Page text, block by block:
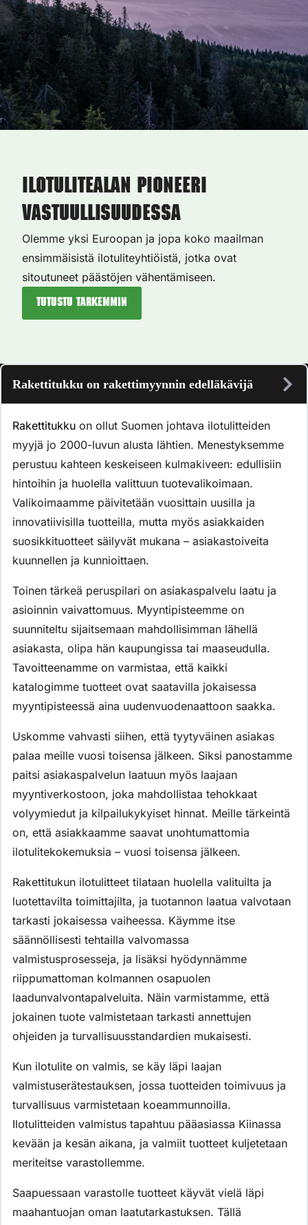
Ilotulitealan pioneeri
vastuullisuudessa
Olemme yksi Euroopan ja jopa koko maailman
ensimmäisistä ilotuliteyhtiöistä, jotka ovat
sitoutuneet päästöjen vähentämiseen.
Tutustu tarkemmin
Rakettitukku on rakettimyynnin edelläkävijä
Rakettitukku on ollut Suomen johtava ilotulitteiden
myyjä jo 2000-luvun alusta lähtien. Menestyksemme
perustuu kahteen keskeiseen kulmakiveen: edullisiin
hintoihin ja huolella valittuun tuotevalikoimaan.
Valikoimaamme päivitetään vuosittain uusilla ja
innovatiivisilla tuotteilla, mutta myös asiakkaiden
suosikkituotteet säilyvät mukana – asiakastoiveita
kuunnellen ja kunnioittaen.
Toinen tärkeä peruspilari on asiakaspalvelu laatu ja
asioinnin vaivattomuus. Myyntipisteemme on
suunniteltu sijaitsemaan mahdollisimman lähellä
asiakasta, olipa hän kaupungissa tai maaseudulla.
Tavoitteenamme on varmistaa, että kaikki
katalogimme tuotteet ovat saatavilla jokaisessa
myyntipisteessä aina uudenvuodenaattoon saakka.
Uskomme vahvasti siihen, että tyytyväinen asiakas
palaa meille vuosi toisensa jälkeen. Siksi panostamme
paitsi asiakaspalvelun laatuun myös laajaan
myyntiverkostoon, joka mahdollistaa tehokkaat
volyymiedut ja kilpailukykyiset hinnat. Meille tärkeintä
on, että asiakkaamme saavat unohtumattomia
ilotulitekokemuksia – vuosi toisensa jälkeen.
Rakettitukun ilotulitteet tilataan huolella valituilta ja
luotettavilta toimittajilta, ja tuotannon laatua valvotaan
tarkasti jokaisessa vaiheessa. Käymme itse
säännöllisesti tehtailla valvomassa
valmistusprosesseja, ja lisäksi hyödynnämme
riippumattoman kolmannen osapuolen
laadunvalvontapalveluita. Näin varmistamme, että
jokainen tuote valmistetaan tarkasti annettujen
ohjeiden ja turvallisuusstandardien mukaisesti.
Kun ilotulite on valmis, se käy läpi laajan
valmistuserätestauksen, jossa tuotteiden toimivuus ja
turvallisuus varmistetaan koeammunnoilla.
Ilotulitteiden valmistus tapahtuu pääasiassa Kiinassa
kevään ja kesän aikana, ja valmiit tuotteet kuljetetaan
meriteitse varastollemme.
Saapuessaan varastolle tuotteet käyvät vielä läpi
maahantuojan oman laatutarkastuksen. Tällä